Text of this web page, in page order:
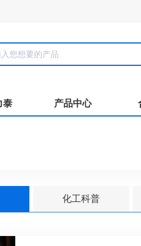
泰 产品中心
化工科普